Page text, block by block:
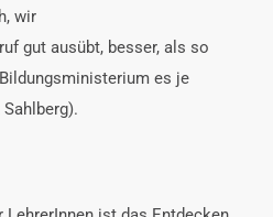
wir
gut ausübt, besser, als so
es je